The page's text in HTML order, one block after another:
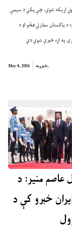
اړیکه شوې، چې پکې د سیمې
د پاکستان سفارتي هڅو او د
په اړه خبرې شوې دي
May 4, 2026 خبرونه,
عاصم منیر: د
خبرو کې د